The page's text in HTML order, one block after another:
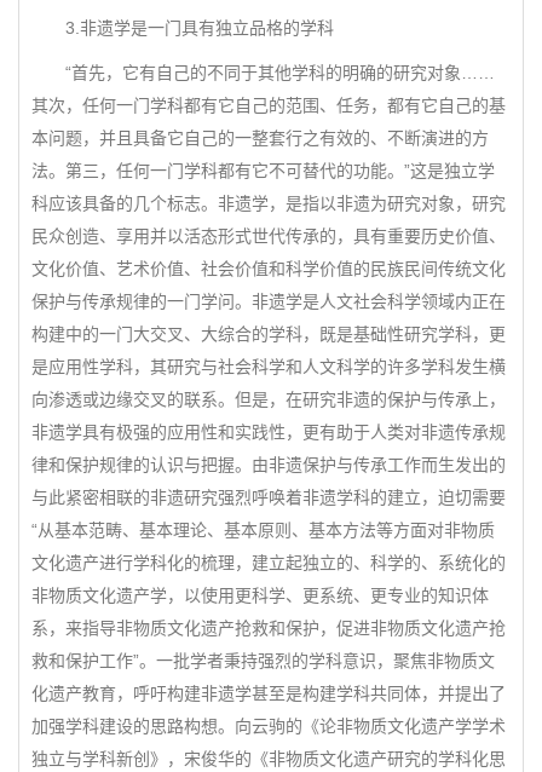
3.非遗学是一门具有独立品格的学科
“首先，它有自己的不同于其他学科的明确的研究对象……
其次，任何一门学科都有它自己的范围、任务，都有它自己的基
本问题，并且具备它自己的一整套行之有效的、不断演进的方
法。第三，任何一门学科都有它不可替代的功能。”这是独立学
科应该具备的几个标志。非遗学，是指以非遗为研究对象，研究
民众创造、享用并以活态形式世代传承的，具有重要历史价值、
文化价值、艺术价值、社会价值和科学价值的民族民间传统文化
保护与传承规律的一门学问。非遗学是人文社会科学领域内正在
构建中的一门大交叉、大综合的学科，既是基础性研究学科，更
是应用性学科，其研究与社会科学和人文科学的许多学科发生横
向渗透或边缘交叉的联系。但是，在研究非遗的保护与传承上，
非遗学具有极强的应用性和实践性，更有助于人类对非遗传承规
律和保护规律的认识与把握。由非遗保护与传承工作而生发出的
与此紧密相联的非遗研究强烈呼唤着非遗学科的建立，迫切需要
“从基本范畴、基本理论、基本原则、基本方法等方面对非物质
文化遗产进行学科化的梳理，建立起独立的、科学的、系统化的
非物质文化遗产学，以使用更科学、更系统、更专业的知识体
系，来指导非物质文化遗产抢救和保护，促进非物质文化遗产抢
救和保护工作”。一批学者秉持强烈的学科意识，聚焦非物质文
化遗产教育，呼吁构建非遗学甚至是构建学科共同体，并提出了
加强学科建设的思路构想。向云驹的《论非物质文化遗产学学术
独立与学科新创》，宋俊华的《非物质文化遗产研究的学科化思